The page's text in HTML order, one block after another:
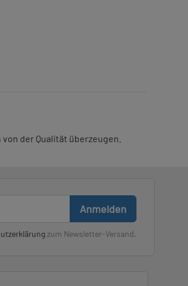
der Qualität überzeugen.
Anmelden
zum Newsletter-Versand.